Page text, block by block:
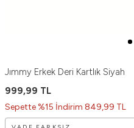
Jımmy Erkek Deri Kartlık Siyah
999,99 TL
Sepette %15 İndirim 849,99 TL